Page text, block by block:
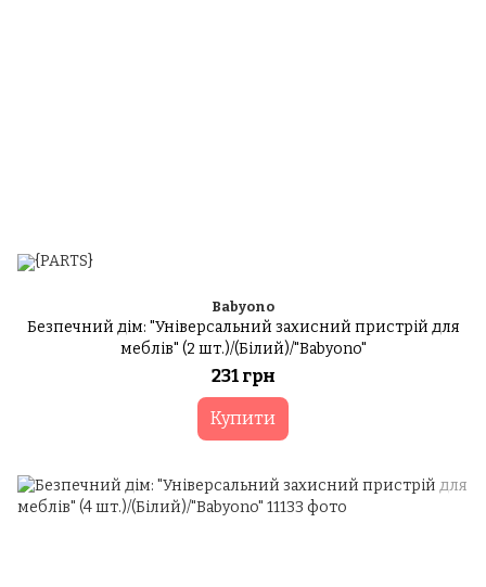
Babyono
Безпечний дім: "Універсальний захисний пристрій для
меблів" (2 шт.)/(Білий)/"Babyono"
231 грн
Купити